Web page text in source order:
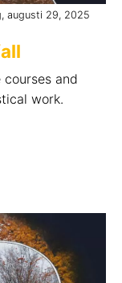
augusti 29, 2025
and
work.